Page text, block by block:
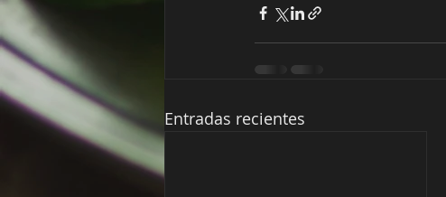
Entradas recientes